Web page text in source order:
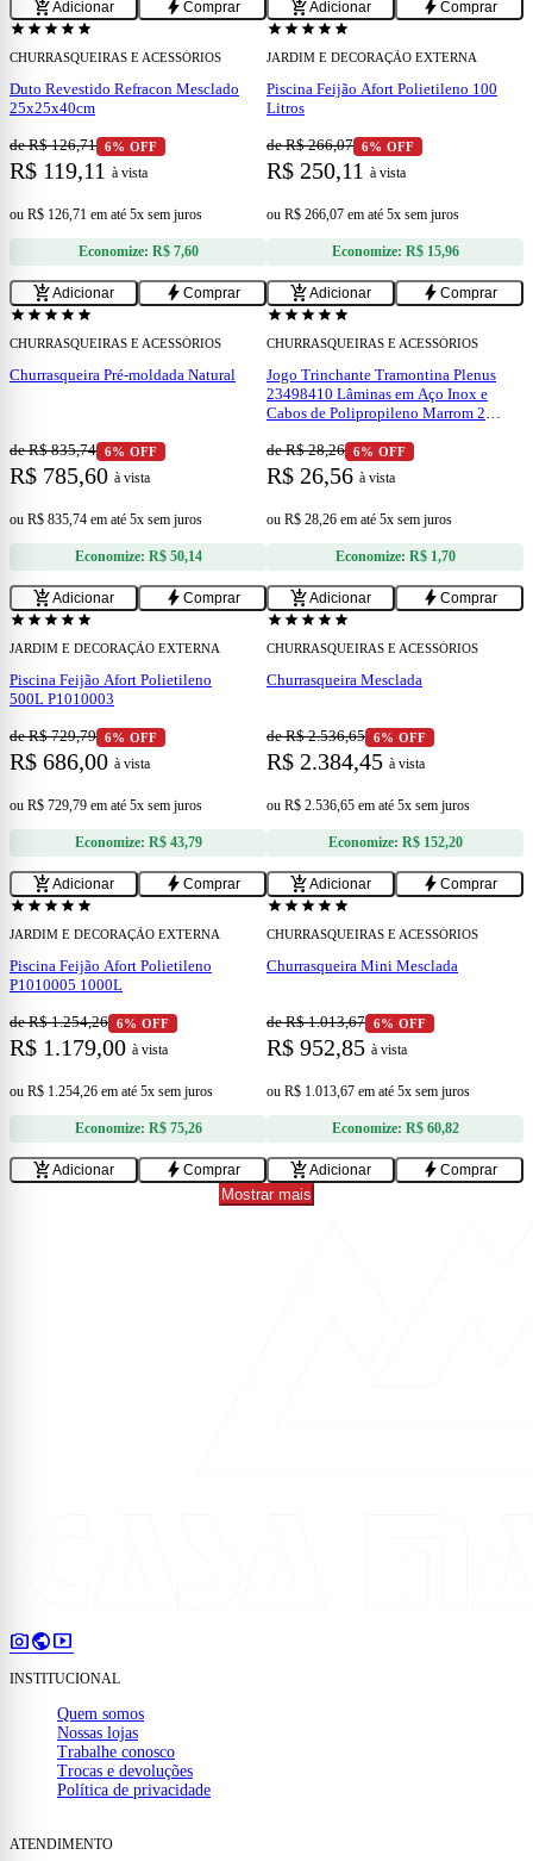
add_shopping_cartAdicionar bolt Comprar add_shopping_cartAdicionar bolt Comprar
starstarstarstarstar
CHURRASQUEIRAS E ACESSÓRIOS
Duto Revestido Refracon Mesclado
25x25x40cm
de R$ 126,71 6% OFF
R$ 119,11 à vista
ou R$ 126,71 em até 5x sem juros
Economize: R$ 7,60
add_shopping_cartAdicionar bolt Comprar
starstarstarstarstar
JARDIM E DECORAÇÃO EXTERNA
Piscina Feijão Afort Polietileno 100
Litros
de R$ 266,07 6% OFF
R$ 250,11 à vista
ou R$ 266,07 em até 5x sem juros
Economize: R$ 15,96
add_shopping_cartAdicionar bolt Comprar
starstarstarstarstar
CHURRASQUEIRAS E ACESSÓRIOS
Churrasqueira Pré-moldada Natural
de R$ 835,74 6% OFF
R$ 785,60 à vista
ou R$ 835,74 em até 5x sem juros
Economize: R$ 50,14
add_shopping_cartAdicionar bolt Comprar
starstarstarstarstar
CHURRASQUEIRAS E ACESSÓRIOS
Jogo Trinchante Tramontina Plenus
23498410 Lâminas em Aço Inox e
Cabos de Polipropileno Marrom 2
de R$ 28,26 6% OFF
R$ 26,56 à vista
ou R$ 28,26 em até 5x sem juros
Economize: R$ 1,70
add_shopping_cartAdicionar bolt Comprar
starstarstarstarstar
JARDIM E DECORAÇÃO EXTERNA
Piscina Feijão Afort Polietileno
500L P1010003
de R$ 729,79 6% OFF
R$ 686,00 à vista
ou R$ 729,79 em até 5x sem juros
Economize: R$ 43,79
add_shopping_cartAdicionar bolt Comprar
starstarstarstarstar
CHURRASQUEIRAS E ACESSÓRIOS
Churrasqueira Mesclada
de R$ 2.536,65 6% OFF
R$ 2.384,45 à vista
ou R$ 2.536,65 em até 5x sem juros
Economize: R$ 152,20
add_shopping_cartAdicionar bolt Comprar
starstarstarstarstar
JARDIM E DECORAÇÃO EXTERNA
Piscina Feijão Afort Polietileno
P1010005 1000L
de R$ 1.254,26 6% OFF
R$ 1.179,00 à vista
ou R$ 1.254,26 em até 5x sem juros
Economize: R$ 75,26
add_shopping_cartAdicionar bolt Comprar
starstarstarstarstar
CHURRASQUEIRAS E ACESSÓRIOS
Churrasqueira Mini Mesclada
de R$ 1.013,67 6% OFF
R$ 952,85 à vista
ou R$ 1.013,67 em até 5x sem juros
Economize: R$ 60,82
add_shopping_cartAdicionar bolt Comprar
Mostrar mais
photo_camerapublicsmart_display
INSTITUCIONAL
Quem somos
Nossas lojas
Trabalhe conosco
Trocas e devoluções
Política de privacidade
ATENDIMENTO